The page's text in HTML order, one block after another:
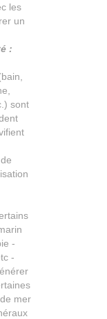
les
un
:
sont
-
-
mer